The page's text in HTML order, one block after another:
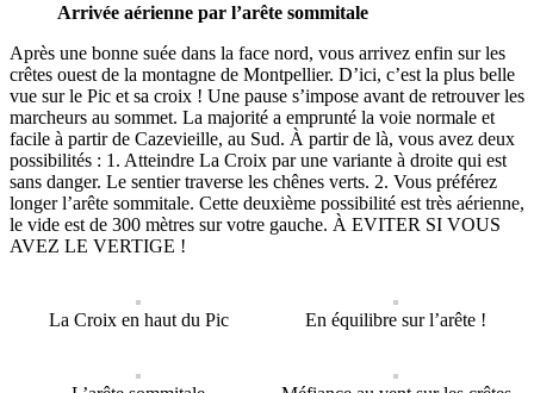
Arrivée aérienne par l’arête sommitale
Après une bonne suée dans la face nord, vous arrivez enfin sur les
crêtes ouest de la montagne de Montpellier. D’ici, c’est la plus belle
vue sur le Pic et sa croix ! Une pause s’impose avant de retrouver les
marcheurs au sommet. La majorité a emprunté la voie normale et
facile à partir de Cazevieille, au Sud. À partir de là, vous avez deux
possibilités : 1. Atteindre La Croix par une variante à droite qui est
sans danger. Le sentier traverse les chênes verts. 2. Vous préférez
longer l’arête sommitale. Cette deuxième possibilité est très aérienne,
le vide est de 300 mètres sur votre gauche. À EVITER SI VOUS
AVEZ LE VERTIGE !
La Croix en haut du Pic En équilibre sur l’arête !